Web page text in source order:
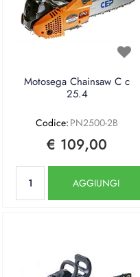
Motosega Chainsaw C c
25.4
Codice: PN2500-2B
€ 109,00
AGGIUNGI